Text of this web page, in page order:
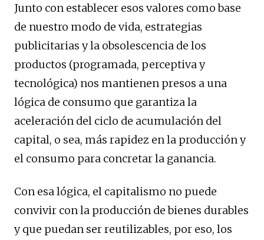
Junto con establecer esos valores como base
de nuestro modo de vida, estrategias
publicitarias y la obsolescencia de los
productos (programada, perceptiva y
tecnológica) nos mantienen presos a una
lógica de consumo que garantiza la
aceleración del ciclo de acumulación del
capital, o sea, más rapidez en la producción y
el consumo para concretar la ganancia.
Con esa lógica, el capitalismo no puede
convivir con la producción de bienes durables
y que puedan ser reutilizables, por eso, los